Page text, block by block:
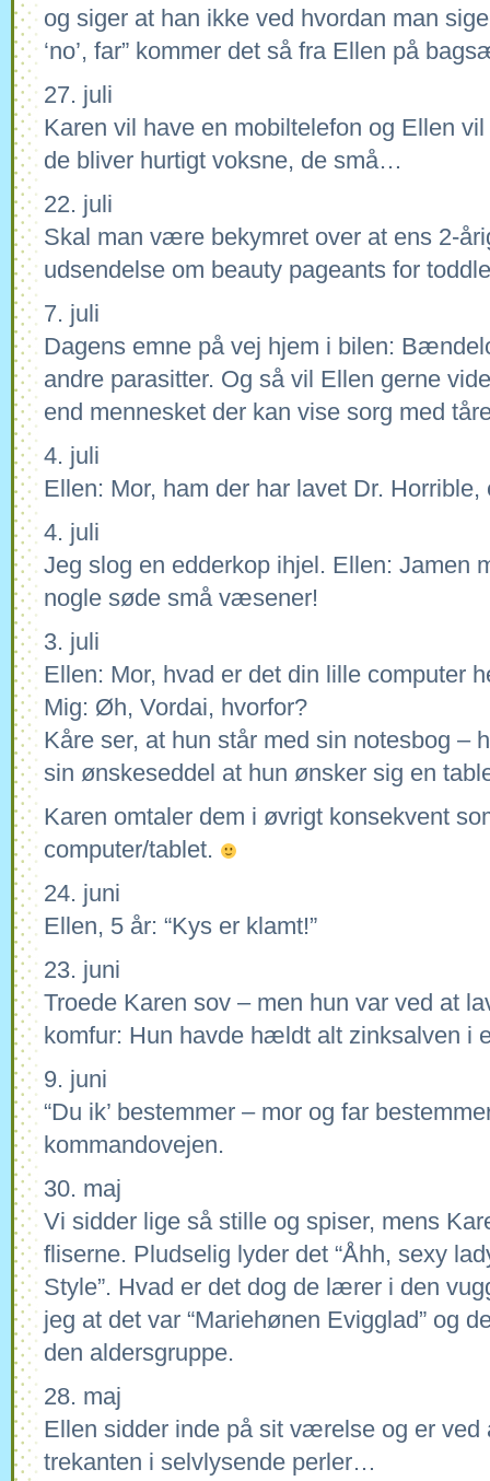
og siger at han ikke ved hvordan man
‘no’, far” kommer det så fra Ellen på
27. juli
Karen vil have en mobiltelefon og Ellen vil
de bliver hurtigt voksne, de små…
22. juli
Skal man være bekymret over at ens 2-
udsendelse om beauty pageants for
7. juli
Dagens emne på vej hjem i bilen:
andre parasitter. Og så vil Ellen gerne
end mennesket der kan vise sorg med
4. juli
Ellen: Mor, ham der har lavet Dr. Horrible,
4. juli
Jeg slog en edderkop ihjel. Ellen: Jamen
nogle søde små væsener!
3. juli
Ellen: Mor, hvad er det din lille computer
Mig: Øh, Vordai, hvorfor?
Kåre ser, at hun står med sin notesbog –
sin ønskeseddel at hun ønsker sig en
Karen omtaler dem i øvrigt konsekvent
computer/tablet.
24. juni
Ellen, 5 år: “Kys er klamt!”
23. juni
Troede Karen sov – men hun var ved at
komfur: Hun havde hældt alt zinksalven i
9. juni
“Du ik’ bestemmer – mor og far
kommandovejen.
30. maj
Vi sidder lige så stille og spiser, mens
fliserne. Pludselig lyder det “Åhh, sexy
Style”. Hvad er det dog de lærer i den
jeg at det var “Mariehønen Evigglad” og
den aldersgruppe.
28. maj
Ellen sidder inde på sit værelse og er ved
trekanten i selvlysende perler…